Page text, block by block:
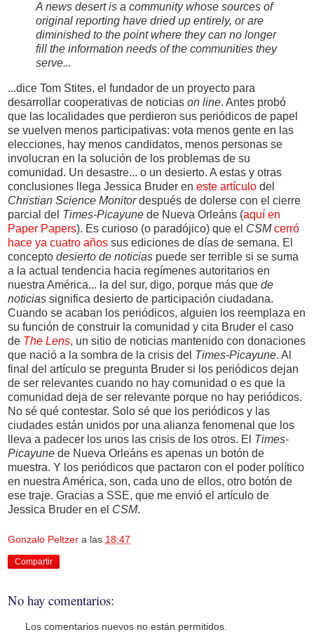
A news desert is a community whose sources of
original reporting have dried up entirely, or are
diminished to the point where they can no longer
fill the information needs of the communities they
serve...
...dice Tom Stites, el fundador de un proyecto para
desarrollar cooperativas de noticias on line. Antes probó
que las localidades que perdieron sus periódicos de papel
se vuelven menos participativas: vota menos gente en las
elecciones, hay menos candidatos, menos personas se
involucran en la solución de los problemas de su
comunidad. Un desastre... o un desierto. A estas y otras
conclusiones llega Jessica Bruder en este artículo del
Christian Science Monitordespués de dolerse con el cierre
parcial del Times-Picayune de Nueva Orleáns (aquí en
Paper Papers). Es curioso (o paradójico) que el CSM cerró
hace ya cuatro años sus ediciones de días de semana. El
concepto desierto de noticias puede ser terrible si se suma
a la actual tendencia hacia regímenes autoritarios en
nuestra América... la del sur, digo, porque más que de
noticias significa desierto de participación ciudadana.
Cuando se acaban los periódicos, alguien los reemplaza en
su función de construir la comunidad y cita Bruder el caso
de The Lens, un sitio de noticias mantenido con donaciones
que nació a la sombra de la crisis del Times-Picayune. Al
final del artículo se pregunta Bruder si los periódicos dejan
de ser relevantes cuando no hay comunidad o es que la
comunidad deja de ser relevante porque no hay periódicos.
No sé qué contestar. Solo sé que los periódicos y las
ciudades están unidos por una alianza fenomenal que los
lleva a padecer los unos las crisis de los otros. El Times-
Picayune de Nueva Orleáns es apenas un botón de
muestra. Y los periódicos que pactaron con el poder político
en nuestra América, son, cada uno de ellos, otro botón de
ese traje. Gracias a SSE, que me envió el artículo de
Jessica Bruder en el CSM.
Gonzalo Peltzer a las 18:47
Compartir
No hay comentarios:
Los comentarios nuevos no están permitidos.